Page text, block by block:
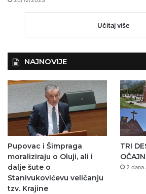
Učitaj više
NAJNOVIJE
Pupovac i Šimpraga
moraliziraju o Oluji, ali i
dalje šute o
Stanivukovićevu veličanju
tzv. Krajine
TRI
2 dana